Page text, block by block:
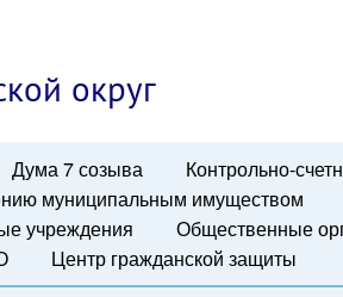
округ
Дума 7 созыва
Контрольно-
муниципальным имуществом
учреждения Общественные
Центр гражданской защиты